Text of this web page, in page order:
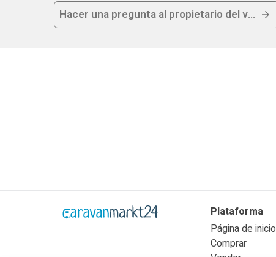
Hacer una pregunta al propietario del vehículo
Plataforma
Página de inicio
Comprar